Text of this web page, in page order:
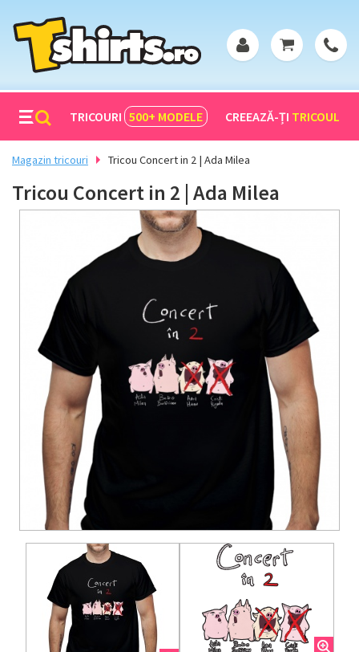
TRICOURI 500+ MODELE CREEAZĂ-ȚI TRICOUL
Magazin tricouri Tricou Concert in 2 | Ada Milea
Tricou Concert in 2 | Ada Milea